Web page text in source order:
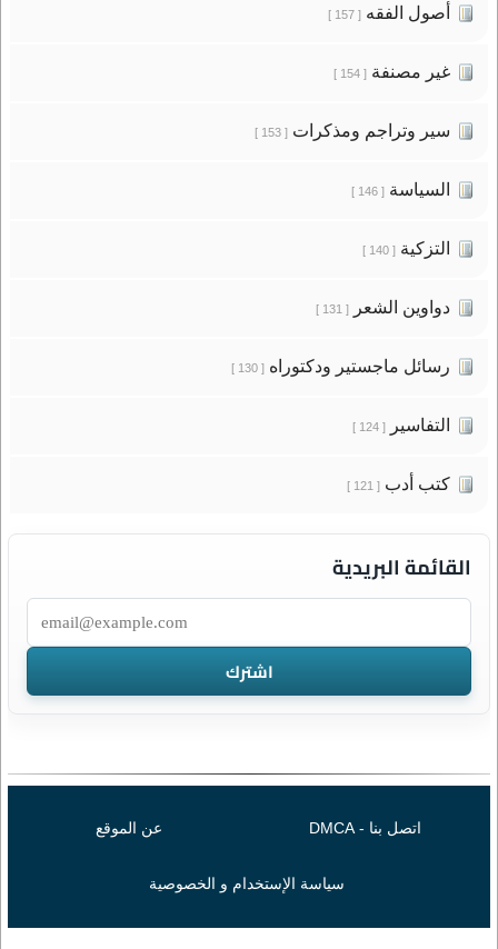
أصول الفقه[ 157 ]
غير مصنفة[ 154 ]
سير وتراجم ومذكرات[ 153 ]
السياسة[ 146 ]
التزكية[ 140 ]
دواوين الشعر[ 131 ]
رسائل ماجستير ودكتوراه[ 130 ]
التفاسير[ 124 ]
كتب أدب[ 121 ]
القائمة البريدية
اتصل بنا - DMCA عن الموقع
سياسة الإستخدام و الخصوصية